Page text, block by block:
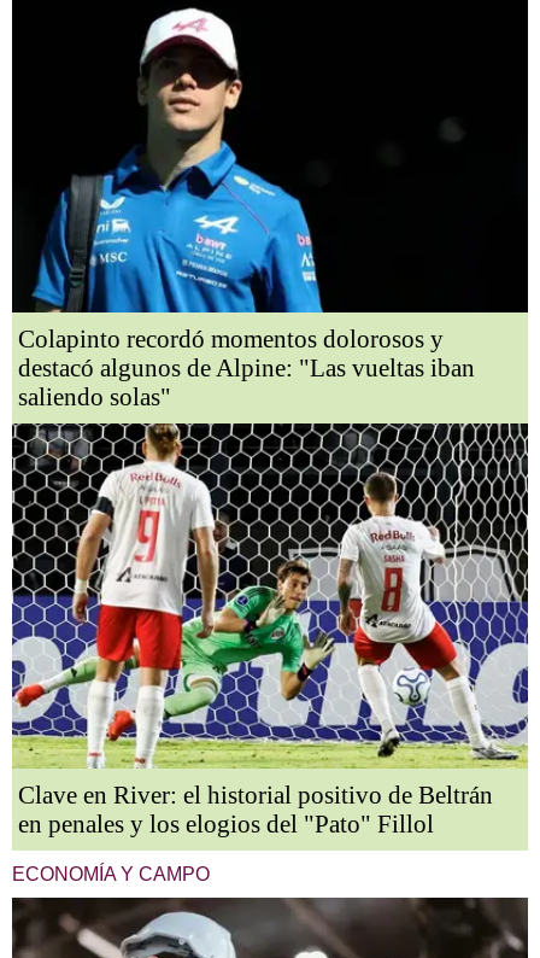
Colapinto recordó momentos dolorosos y
destacó algunos de Alpine: "Las vueltas iban
saliendo solas"
Clave en River: el historial positivo de Beltrán
en penales y los elogios del "Pato" Fillol
ECONOMÍA Y CAMPO